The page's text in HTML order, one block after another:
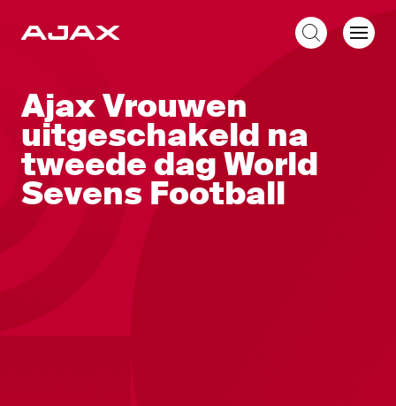
Ajax Vrouwen
uitgeschakeld na
tweede dag World
Sevens Football